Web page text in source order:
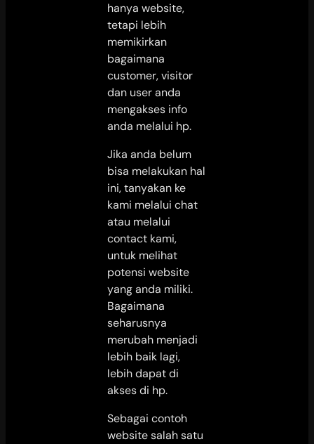
hanya website,
tetapi lebih
memikirkan
bagaimana
customer, visitor
dan user anda
mengakses info
anda melalui hp.
Jika anda belum
bisa melakukan hal
ini, tanyakan ke
kami melalui chat
atau melalui
contact kami,
untuk melihat
potensi website
yang anda miliki.
Bagaimana
seharusnya
merubah menjadi
lebih baik lagi,
lebih dapat di
akses di hp.
Sebagai contoh
website salah satu